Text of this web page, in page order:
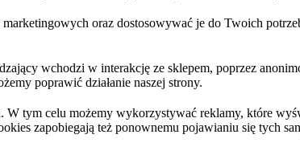
oraz dostosowywać je do Twoich
wchodzi w interakcję ze sklepem, poprzez
poprawić działanie naszej strony.
tym celu możemy wykorzystywać reklamy, które
zapobiegają też ponownemu pojawianiu się tych